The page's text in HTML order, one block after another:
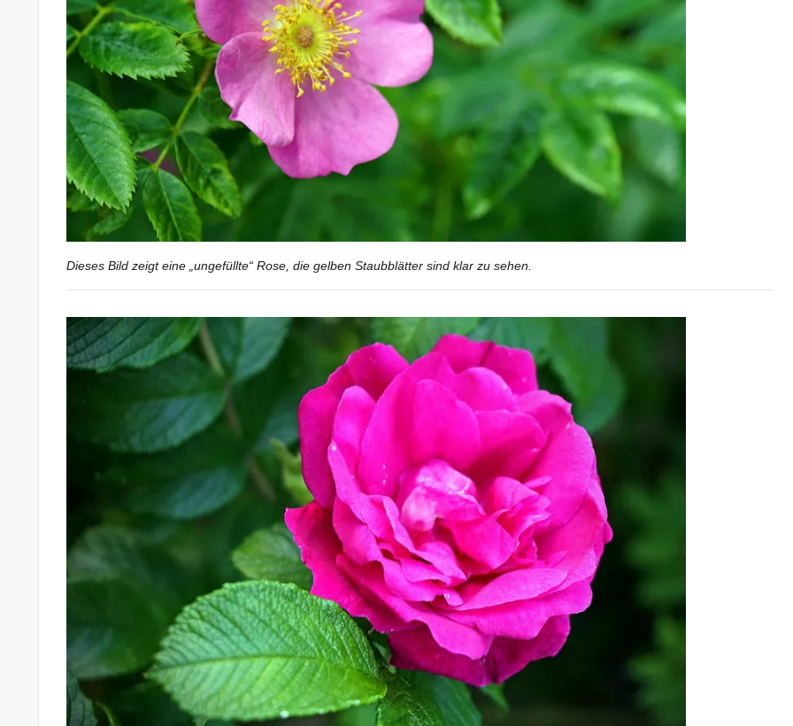
Dieses Bild zeigt eine „ungefüllte“ Rose, die gelben Staubblätter sind klar zu sehen.